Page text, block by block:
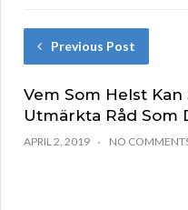
Previous Post
Vem Som Helst Kan
Utmärkta Råd Som
APRIL 2, 2019 NO